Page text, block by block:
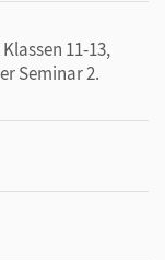
11-13,
Seminar 2.